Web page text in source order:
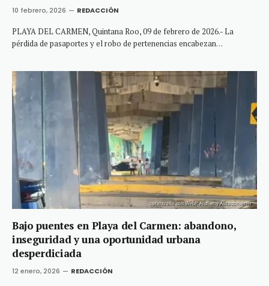
10 febrero, 2026 REDACCIÓN
PLAYA DEL CARMEN, Quintana Roo, 09 de febrero de 2026.- La
pérdida de pasaportes y el robo de pertenencias encabezan…
Bajo puentes en Playa del Carmen: abandono,
inseguridad y una oportunidad urbana
desperdiciada
12 enero, 2026 REDACCIÓN